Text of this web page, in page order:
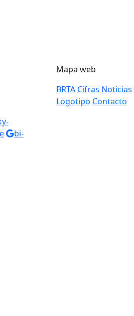
bi-
Mapa web
BRTA Cifras Noticias
Logotipo Contacto